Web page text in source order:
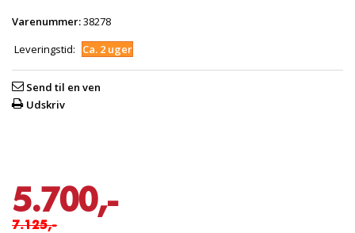
Varenummer:38278
Leveringstid:
Ca. 2 uger
Send til en ven
Udskriv
5.700,-
7.125,-